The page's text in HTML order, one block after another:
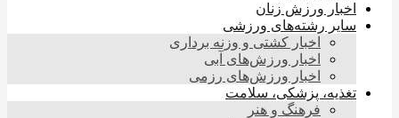
اخبار ورزش زنان
سایر رشته‌های ورزشی
اخبار کشتی و وزنه برداری
اخبار ورزش‌های آبی
اخبار ورزش‌های رزمی
تغذیه، پزشکی، سلامت
فرهنگ و هنر